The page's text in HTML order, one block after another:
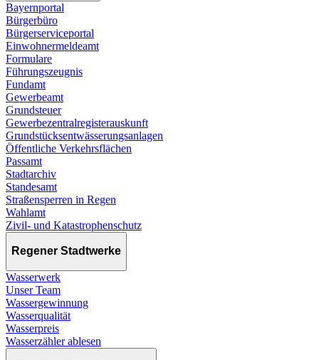
Bayernportal
Bürgerbüro
Bürgerserviceportal
Einwohnermeldeamt
Formulare
Führungszeugnis
Fundamt
Gewerbeamt
Grundsteuer
Gewerbezentralregisterauskunft
Grundstücksentwässerungsanlagen
Öffentliche Verkehrsflächen
Passamt
Stadtarchiv
Standesamt
Straßensperren in Regen
Wahlamt
Zivil- und Katastrophenschutz
Regener Stadtwerke
Wasserwerk
Unser Team
Wassergewinnung
Wasserqualität
Wasserpreis
Wasserzähler ablesen